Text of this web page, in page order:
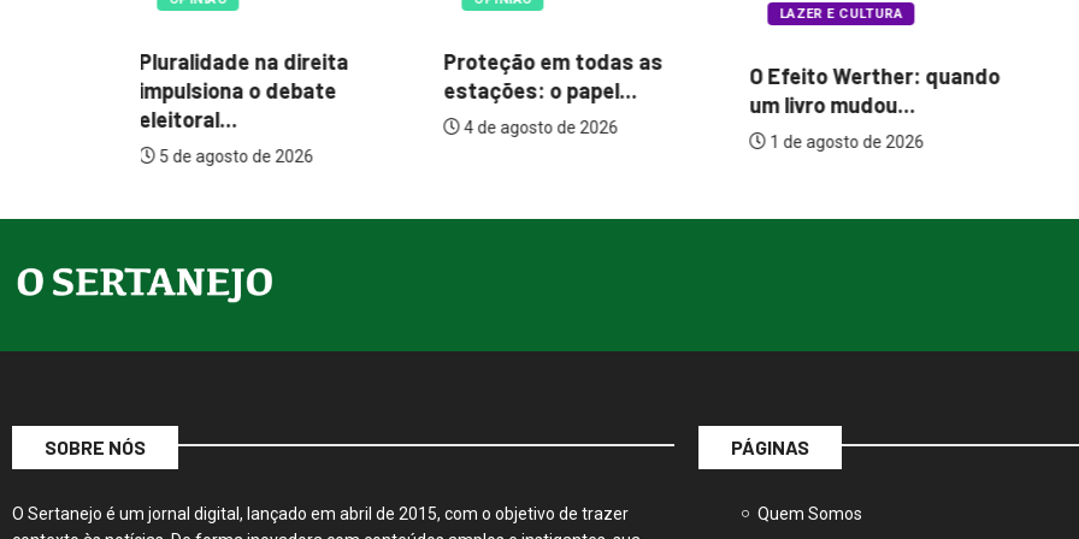
Proteção em todas as
estações: o papel...
4 de agosto de 2026
LAZER E CULTURA
O Efeito Werther: quando
um livro mudou...
1 de agosto de 2026
Pluralidade na direita
impulsiona o debate
eleitoral...
5 de agosto de 2026
SOBRE NÓS
O Sertanejo é um jornal digital, lançado em abril de 2015, com o objetivo de trazer
PÁGINAS
Quem Somos